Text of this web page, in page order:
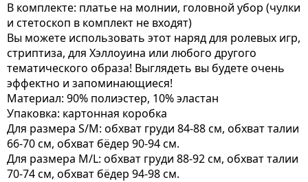
В комплекте: платье на молнии, головной убор (чулки
и стетоскоп в комплект не входят)
Вы можете использовать этот наряд для ролевых игр,
стриптиза, для Хэллоуина или любого другого
тематического образа! Выглядеть вы будете очень
эффектно и запоминающиеся!
Материал: 90% полиэстер, 10% эластан
Упаковка: картонная коробка
Для размера S/M: обхват груди 84-88 см, обхват талии
66-70 см, обхват бёдер 90-94 см.
Для размера M/L: обхват груди 88-92 см, обхват талии
70-74 см, обхват бёдер 94-98 см.